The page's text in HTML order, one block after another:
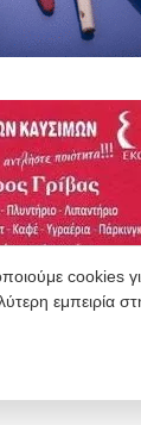
cookies
εμπειρία